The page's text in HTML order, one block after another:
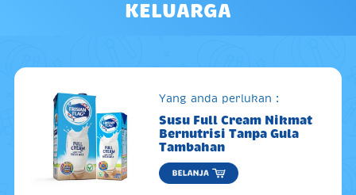
KELUARGA
Yang anda perlukan :
Susu Full Cream Nikmat
Bernutrisi Tanpa Gula
Tambahan